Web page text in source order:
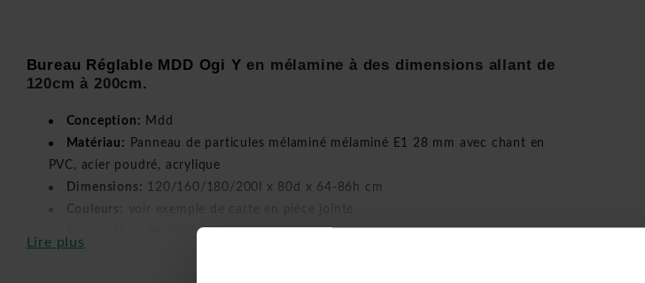
Bureau Réglable MDD Ogi Y en mélamine à des dimensions allant de
120cm à 200cm.
Conception: Mdd
Matériau:
Panneau de particules mélaminé mélaminé E1 28 mm avec chant en
PVC, acier poudré, acrylique
Dimensions: 120/160/180/200l x 80d x 64-86h cm
Couleurs:
Passe-câbles en option:Passage de câbles (passage rond à gauche et à droite
du bureau), Passage de câbles milieu + 3 x USB C (avec abattant au milieu de votre
Lire plus